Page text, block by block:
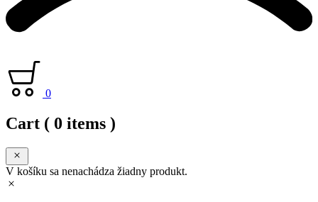
0
Cart ( 0 items )
V košíku sa nenachádza žiadny produkt.